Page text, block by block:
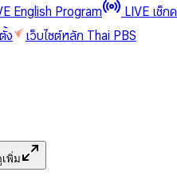
English Program
LIVE เช็ก
ง
เว็บไซต์หลัก Thai PBS
เพิ่ม